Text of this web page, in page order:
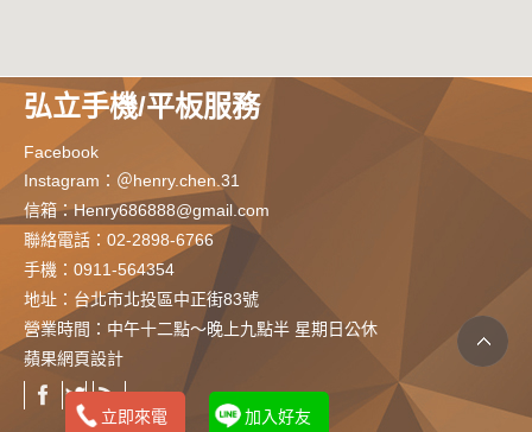
弘立手機/平板服務
Facebook
Instagram：＠henry.chen.31
信箱：Henry686888@gmail.com
聯絡電話：02-2898-6766
手機： 0911-564354
地址： 台北市北投區中正街83號
營業時間：中午十二點～晚上九點半 星期日公休
蘋果網頁設計
立即來電 加入好友